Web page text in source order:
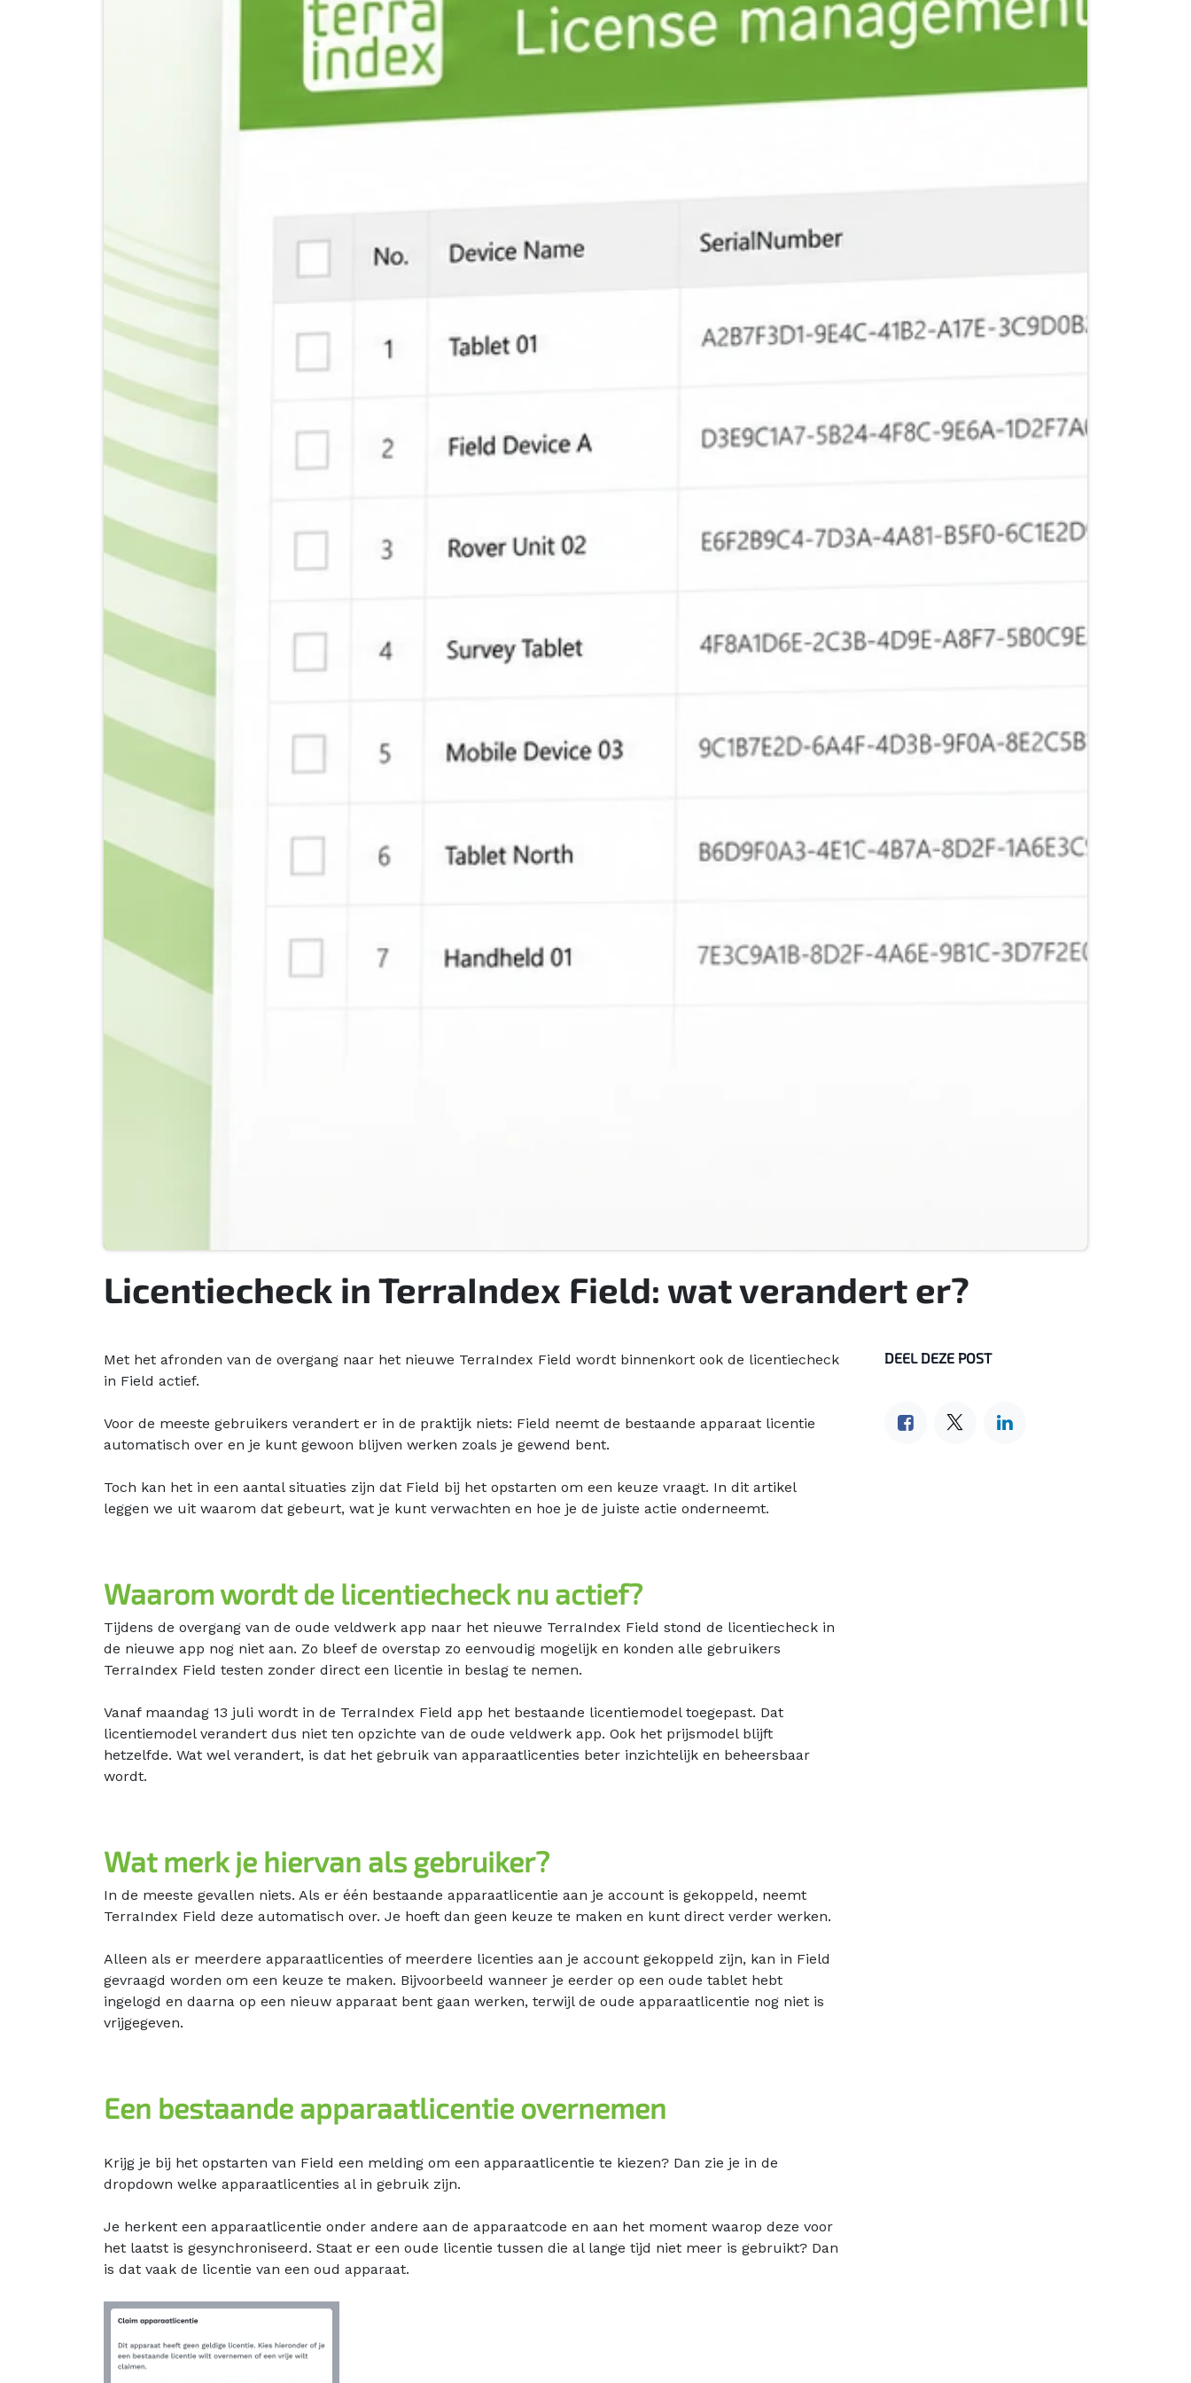
Licentiecheck in TerraIndex Field: wat verandert er?
Met het afronden van de overgang naar het nieuwe TerraIndex Field wordt binnenkort ook de licentiecheck
in Field actief.
Voor de meeste gebruikers verandert er in de praktijk niets: Field neemt de bestaande apparaat licentie
automatisch over en je kunt gewoon blijven werken zoals je gewend bent.
Toch kan het in een aantal situaties zijn dat Field bij het opstarten om een keuze vraagt. In dit artikel
leggen we uit waarom dat gebeurt, wat je kunt verwachten en hoe je de juiste actie onderneemt.
Waarom wordt de licentiecheck nu actief?
Tijdens de overgang van de oude veldwerk app naar het nieuwe TerraIndex Field stond de licentiecheck in
de nieuwe app nog niet aan. Zo bleef de overstap zo eenvoudig mogelijk en konden alle gebruikers
TerraIndex Field testen zonder direct een licentie in beslag te nemen.
Vanaf maandag 13 juli wordt in de TerraIndex Field app het bestaande licentiemodel toegepast. Dat
licentiemodel verandert dus niet ten opzichte van de oude veldwerk app. Ook het prijsmodel blijft
hetzelfde. Wat wel verandert, is dat het gebruik van apparaatlicenties beter inzichtelijk en beheersbaar
wordt.
Wat merk je hiervan als gebruiker?
In de meeste gevallen niets. Als er één bestaande apparaatlicentie aan je account is gekoppeld, neemt
TerraIndex Field deze automatisch over. Je hoeft dan geen keuze te maken en kunt direct verder werken.
Alleen als er meerdere apparaatlicenties of meerdere licenties aan je account gekoppeld zijn, kan in Field
gevraagd worden om een keuze te maken. Bijvoorbeeld wanneer je eerder op een oude tablet hebt
ingelogd en daarna op een nieuw apparaat bent gaan werken, terwijl de oude apparaatlicentie nog niet is
vrijgegeven.
Een bestaande apparaatlicentie overnemen
Krijg je bij het opstarten van Field een melding om een apparaatlicentie te kiezen? Dan zie je in de
dropdown welke apparaatlicenties al in gebruik zijn.
Je herkent een apparaatlicentie onder andere aan de apparaatcode en aan het moment waarop deze voor
het laatst is gesynchroniseerd. Staat er een oude licentie tussen die al lange tijd niet meer is gebruikt? Dan
is dat vaak de licentie van een oud apparaat.
DEEL DEZE POST